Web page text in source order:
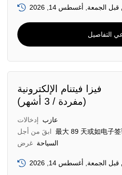
الجمعة, أغسطس 14, 2026
التفاصيل
فيزا فيتنام الإلكترونية
(مفردة / 3 أشهر)
إدخالات
عازب
ابقَ من أجل 最大 89 天或如电子
غرض السياحة
الجمعة, أغسطس 14, 2026